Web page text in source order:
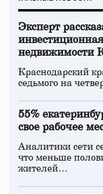
Эксперт
недвижимости
Краснодарский
седьмого на
55%
свое рабочее
Аналитики сети
что меньше
жителей…